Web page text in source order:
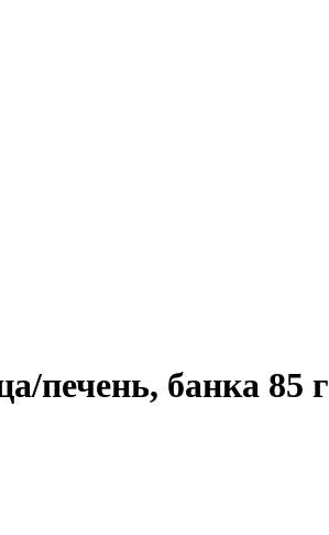
печень, банка 85 г